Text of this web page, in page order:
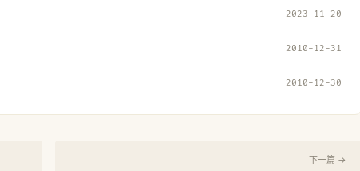
2023-11-20
2010-12-31
2010-12-30
下一篇 →